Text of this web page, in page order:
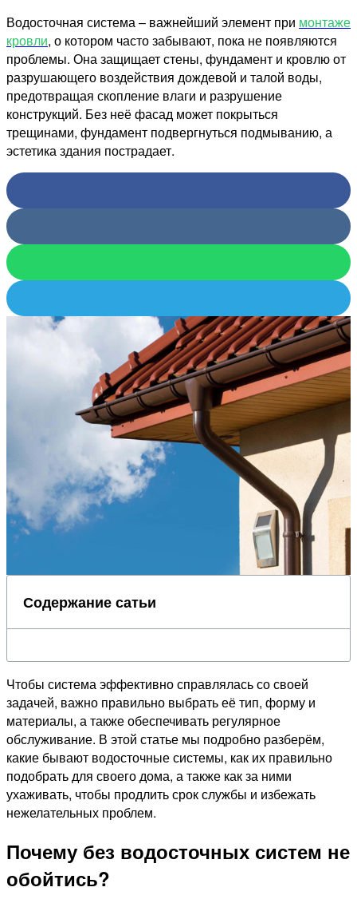
Водосточная система – важнейший элемент при монтаже
кровли, о котором часто забывают, пока не появляются
проблемы. Она защищает стены, фундамент и кровлю от
разрушающего воздействия дождевой и талой воды,
предотвращая скопление влаги и разрушение
конструкций. Без неё фасад может покрыться
трещинами, фундамент подвергнуться подмыванию, а
эстетика здания пострадает.
Содержание сатьи
Чтобы система эффективно справлялась со своей
задачей, важно правильно выбрать её тип, форму и
материалы, а также обеспечивать регулярное
обслуживание. В этой статье мы подробно разберём,
какие бывают водосточные системы, как их правильно
подобрать для своего дома, а также как за ними
ухаживать, чтобы продлить срок службы и избежать
нежелательных проблем.
Почему без водосточных систем не
обойтись?